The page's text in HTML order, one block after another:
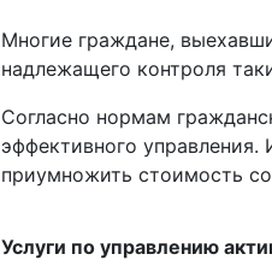
Многие граждане,
надлежащего контроля
Согласно нормам
эффективного
приумножить стоимость
Услуги по управлению